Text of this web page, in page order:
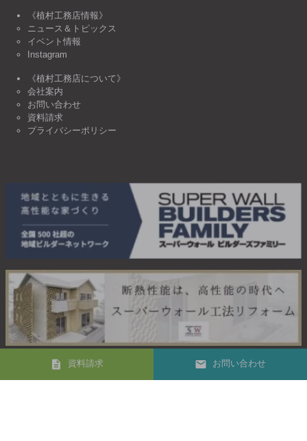
《植村工務店情報》
ニュース＆トピックス
イベント情報
Instagram
《植村工務店について》
会社案内
お問い合わせ
資料請求
プライバシーポリシー
資料請求 お問い合わせ